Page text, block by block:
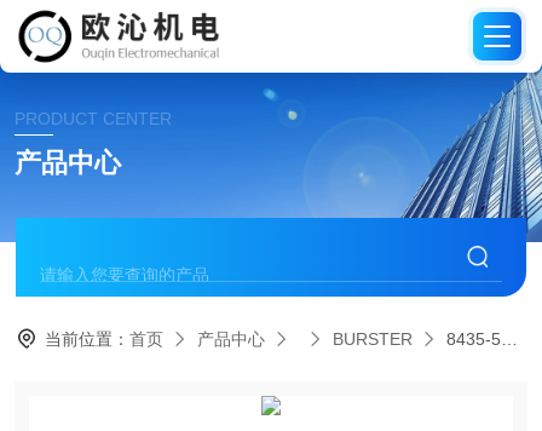
PRODUCT CENTER
产品中心
当前位置：首页 产品中心 BURSTER 8435-5200-N000S000德国进口BURSTER微型拉伸压缩力传感器